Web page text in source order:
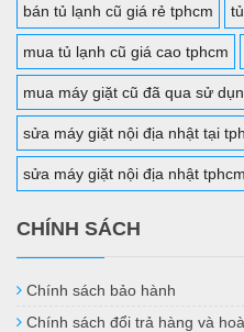
bán tủ lạnh cũ giá rẻ tphcm
mua tủ lạnh cũ giá cao tphcm
mua máy giặt cũ đã qua sử
sửa máy giặt nội địa nhật tại
sửa máy giặt nội địa nhật tphcm
CHÍNH SÁCH
Chính sách bảo hành
Chính sách đổi trả hàng và